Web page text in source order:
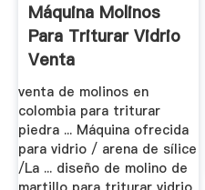
Máquina Molinos
Para Triturar Vidrio
Venta
venta de molinos en
colombia para triturar
piedra ... Máquina ofrecida
para vidrio / arena de sílice
/La ... diseño de molino de